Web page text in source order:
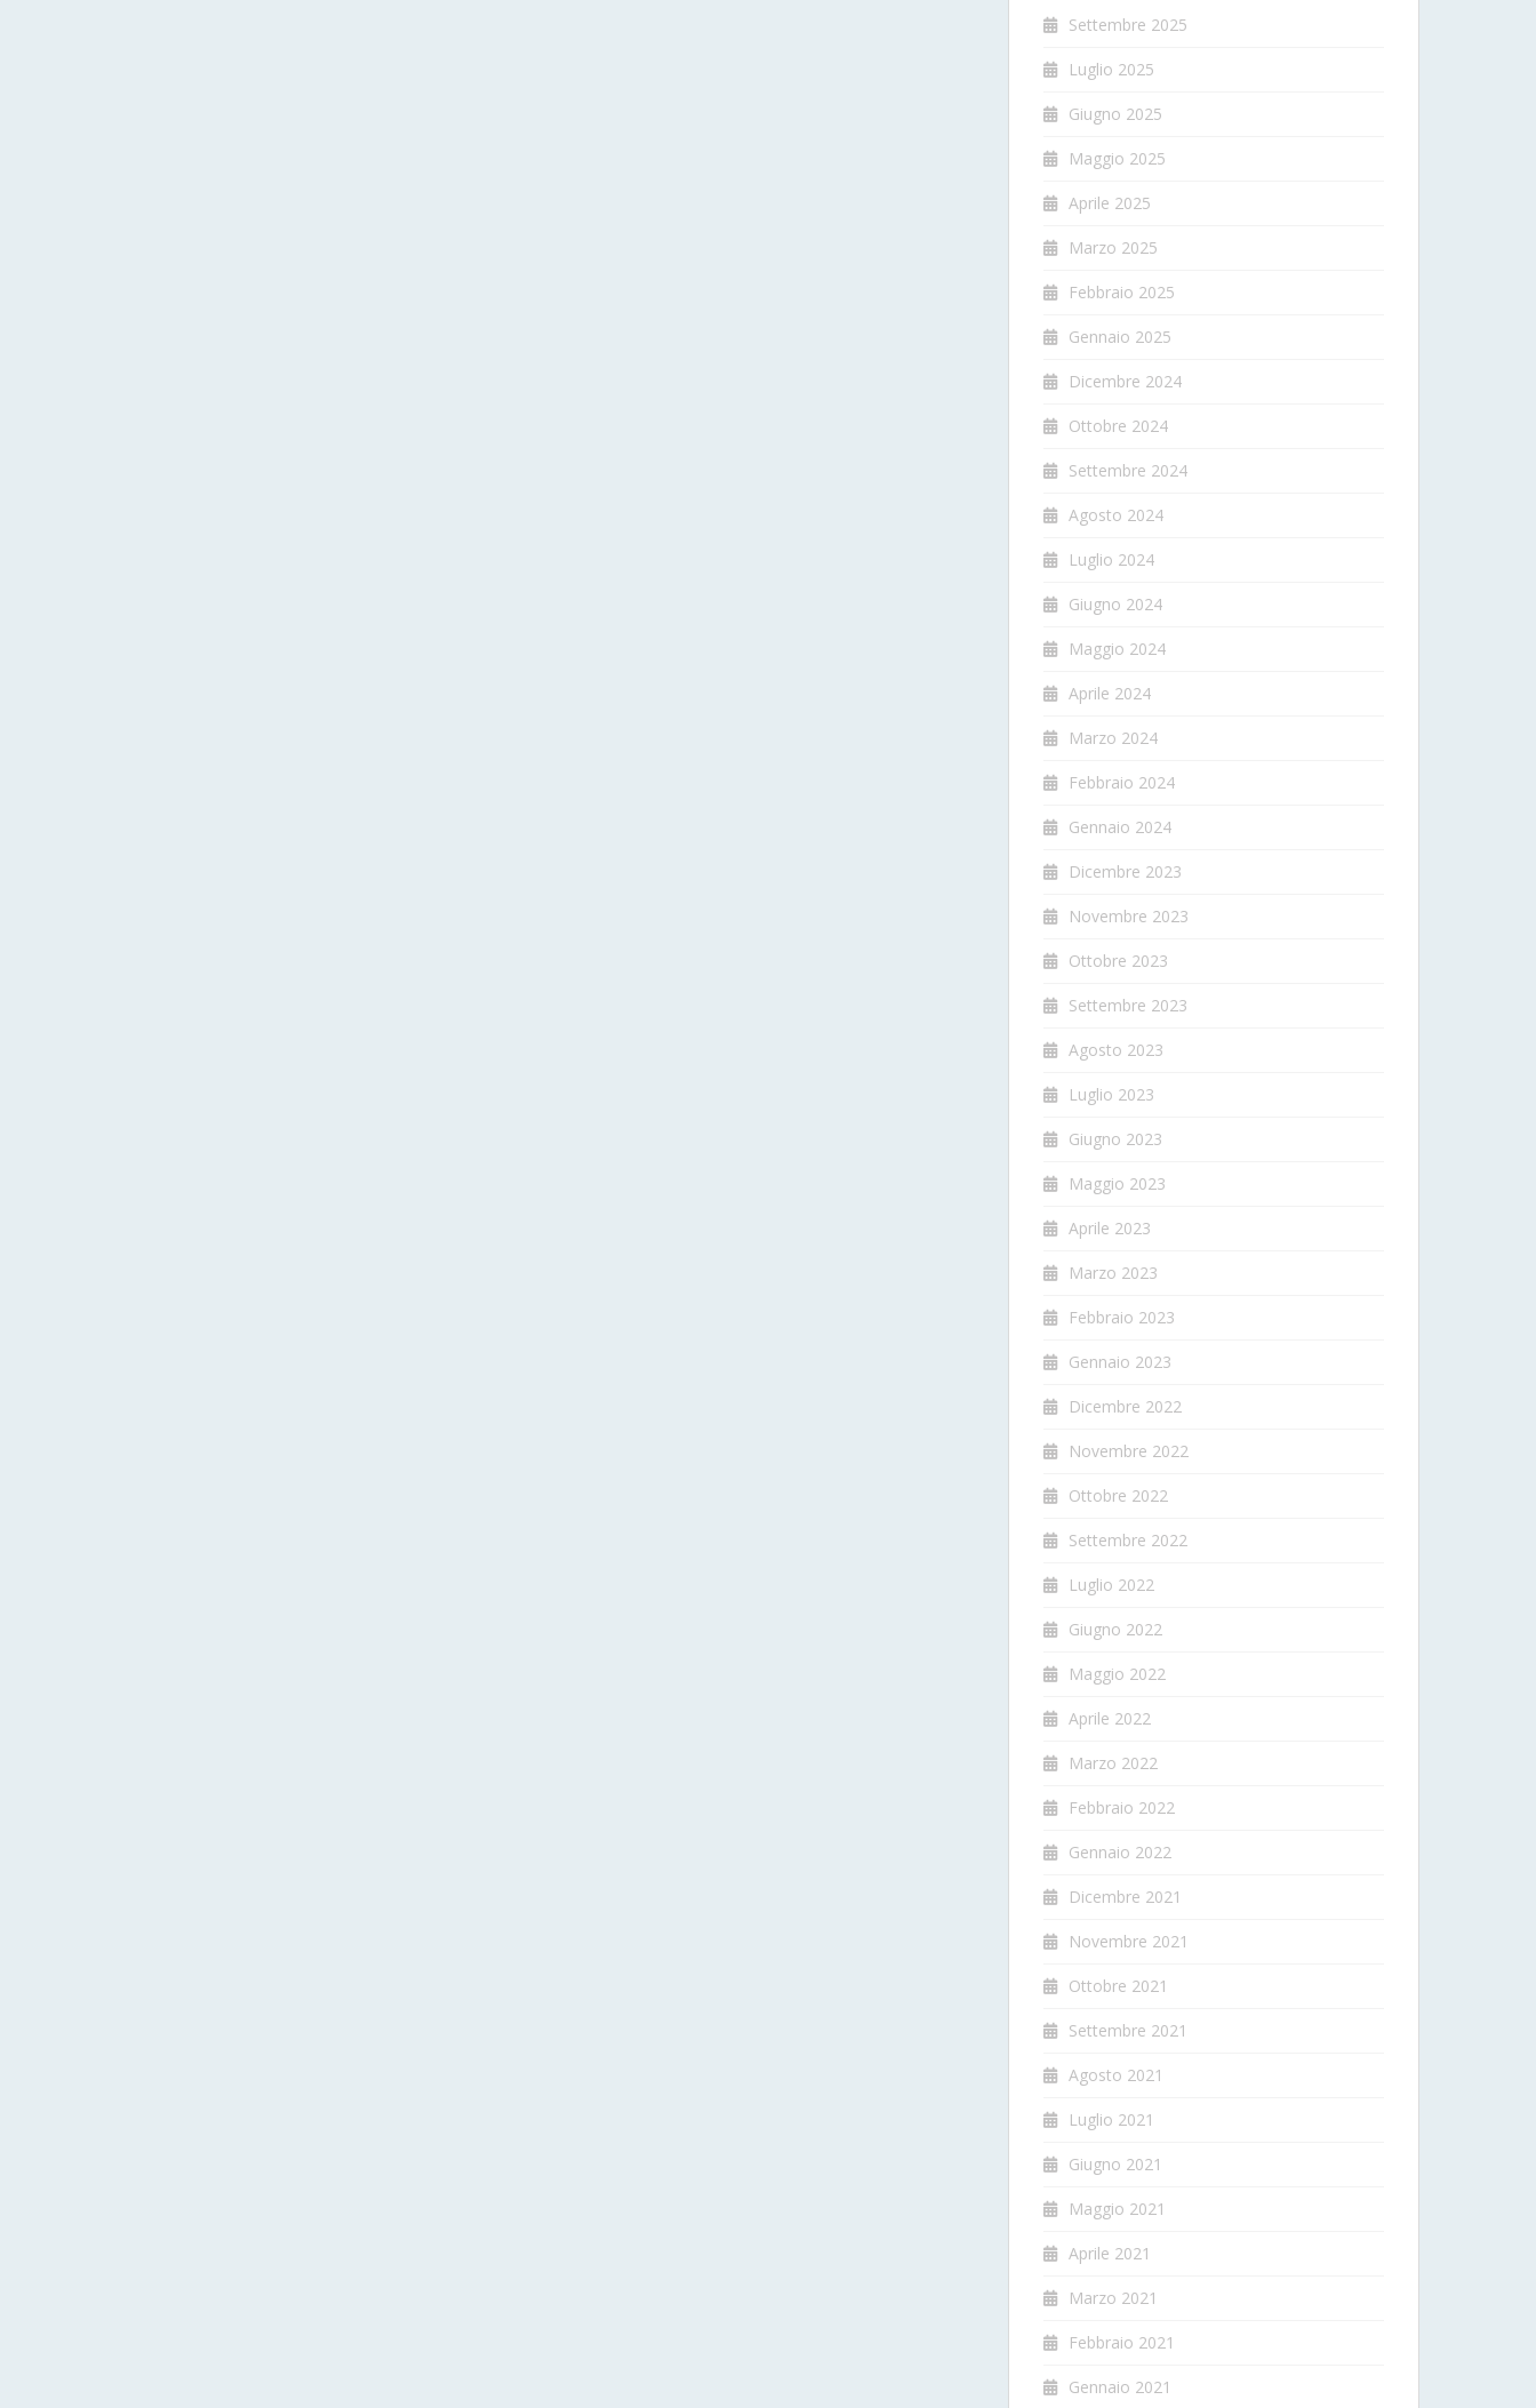
Settembre 2025
Luglio 2025
Giugno 2025
Maggio 2025
Aprile 2025
Marzo 2025
Febbraio 2025
Gennaio 2025
Dicembre 2024
Ottobre 2024
Settembre 2024
Agosto 2024
Luglio 2024
Giugno 2024
Maggio 2024
Aprile 2024
Marzo 2024
Febbraio 2024
Gennaio 2024
Dicembre 2023
Novembre 2023
Ottobre 2023
Settembre 2023
Agosto 2023
Luglio 2023
Giugno 2023
Maggio 2023
Aprile 2023
Marzo 2023
Febbraio 2023
Gennaio 2023
Dicembre 2022
Novembre 2022
Ottobre 2022
Settembre 2022
Luglio 2022
Giugno 2022
Maggio 2022
Aprile 2022
Marzo 2022
Febbraio 2022
Gennaio 2022
Dicembre 2021
Novembre 2021
Ottobre 2021
Settembre 2021
Agosto 2021
Luglio 2021
Giugno 2021
Maggio 2021
Aprile 2021
Marzo 2021
Febbraio 2021
Gennaio 2021